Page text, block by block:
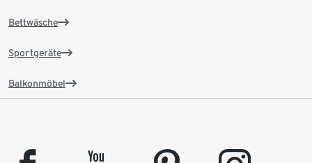
Bettwäsche
Sportgeräte
Balkonmöbel